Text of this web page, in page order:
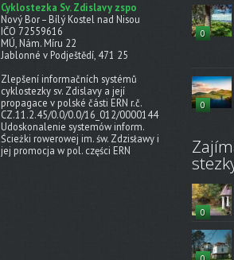
Cyklostezka Sv. Zdislavy zspo
Nový Bor – Bílý Kostel nad Nisou
IČO 72559616
MÚ, Nám. Míru 22
Jablonné v Podještědí, 471 25
Zlepšení informačních systémů
cyklostezky sv. Zdislavy a její
propagace v polské části ERN r.č.
CZ.11.2.45/0.0/0.0/16_012/0000144
Udoskonalenie systemów inform.
Ścieżki rowerowej im. św. Zdzisławy i
jej promocja w pol. części ERN
0
0
0